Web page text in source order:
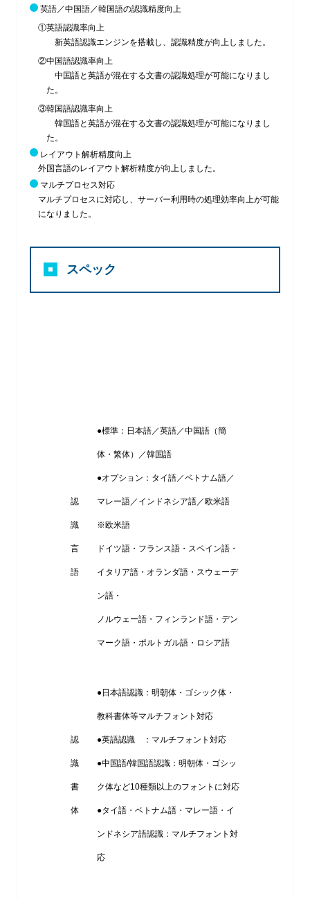
英語／中国語／韓国語の認識精度向上
①英語認識率向上
新英語認識エンジンを搭載し、認識精度が向上しました。
②中国語認識率向上
中国語と英語が混在する文書の認識処理が可能になりまし
た。
③韓国語認識率向上
韓国語と英語が混在する文書の認識処理が可能になりまし
た。
レイアウト解析精度向上
外国言語のレイアウト解析精度が向上しました。
マルチプロセス対応
マルチプロセスに対応し、サーバー利用時の処理効率向上が可能
になりました。
スペック
認
識
言
語
●標準：日本語／英語／中国語（簡
体・繁体）／韓国語
●オプション：タイ語／ベトナム語／
マレー語／インドネシア語／欧米語
※欧米語
ドイツ語・フランス語・スペイン語・
イタリア語・オランダ語・スウェーデ
ン語・
ノルウェー語・フィンランド語・デン
マーク語・ポルトガル語・ロシア語
認
識
書
体
●日本語認識：明朝体・ゴシック体・
教科書体等マルチフォント対応
●英語認識 ：マルチフォント対応
●中国語/韓国語認識：明朝体・ゴシッ
ク体など10種類以上のフォントに対応
●タイ語・ベトナム語・マレー語・イ
ンドネシア語認識：マルチフォント対
応